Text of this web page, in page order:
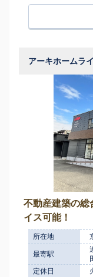
アーキホームラ
不動産建築の総
イス可能！
所在地
最寄駅
定休日